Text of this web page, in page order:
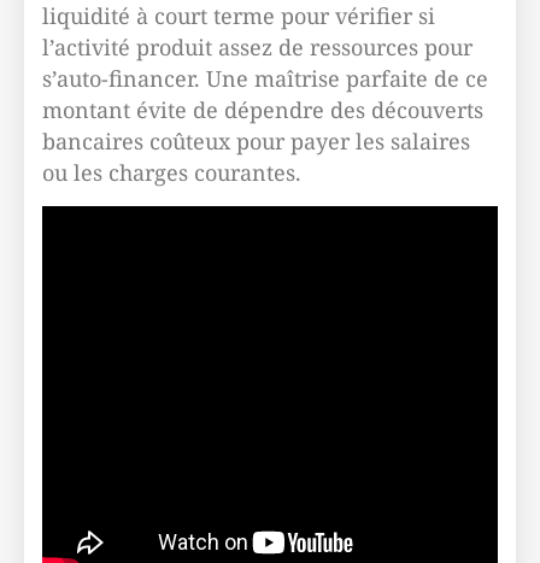
liquidité à court terme pour vérifier si
l’activité produit assez de ressources pour
s’auto-financer. Une maîtrise parfaite de ce
montant évite de dépendre des découverts
bancaires coûteux pour payer les salaires
ou les charges courantes.